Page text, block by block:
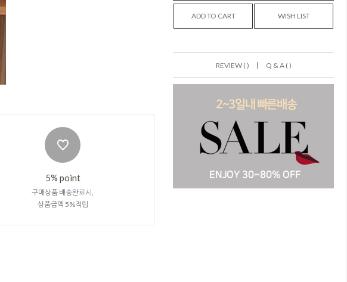
5% point
구매상품 배송완료시,
상품금액 5%적립
ADD TO CART WISH LIST
REVIEW ( ) | Q & A ( )